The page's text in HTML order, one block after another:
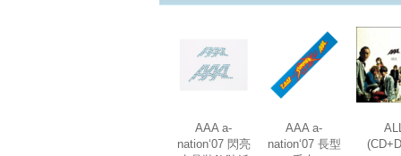
AAA a-
nation‘07 閃亮
AAA a-
nation‘07 長型